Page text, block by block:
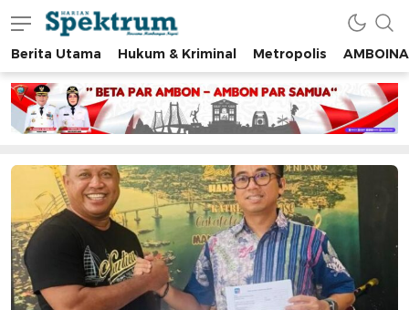
spektrumonline.com
Berita Utama Hukum & Kriminal Metropolis AMBOINA